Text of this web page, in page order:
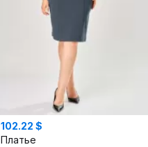
102.22 $
Платье